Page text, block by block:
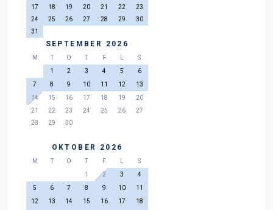
17
18 19 20 21 22
23
24
25 26 27 28 29
30
31
SEPTEMBER 2026
M T O T F L
S
1
2 3 4 5
6
7
8 9 10 11 12
13
14
15 16 17 18 19
20
21
22 23 24 25 26
27
28
29 30
OKTOBER 2026
M T O T F L
S
1
2 3
4
5
6 7 8 9 10
11
12
13 14 15 16 17
18